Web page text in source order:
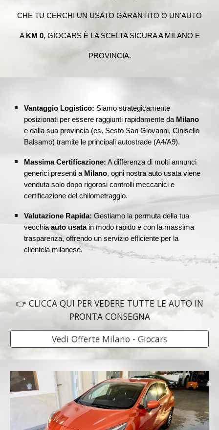
CHE TU CERCHI UN USATO GARANTITO O UN'AUTO
A KM 0, GIOCARS È LA SCELTA SICURA A MILANO E
PROVINCIA.
Vantaggio Logistico: Siamo strategicamente
posizionati per essere raggiunti rapidamente da Milano
e dalla sua provincia (es. Sesto San Giovanni, Cinisello
Balsamo) tramite le principali autostrade (A4/A9).
Massima Certificazione: A differenza di molti annunci
generici presenti a Milano, ogni nostra auto usata viene
venduta solo dopo rigorosi controlli meccanici e
certificazione del chilometraggio.
Valutazione Rapida: Gestiamo la permuta della tua
vecchiaauto usatain modo rapido e con la massima
trasparenza, offrendo un servizio efficiente per la
clientela milanese.
👉 CLICCA QUI PER VEDERE TUTTE LE AUTO IN
PRONTA CONSEGNA
Vedi Offerte Milano - Giocars